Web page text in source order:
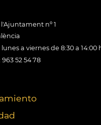
nº 1
lunes a viernes de 8:30 a 14:00
52 54 78